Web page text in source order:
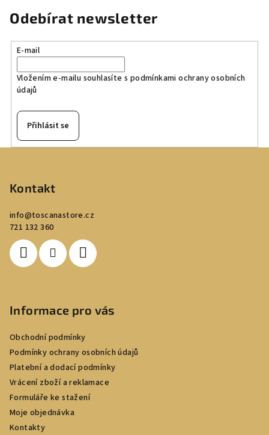
Odebírat newsletter
E-mail
Vložením e-mailu souhlasíte s podmínkami ochrany osobních
údajů
Přihlásit se
Kontakt
info@toscanastore.cz
721 132 360
Informace pro vás
Obchodní podmínky
Podmínky ochrany osobních údajů
Platební a dodací podmínky
Vrácení zboží a reklamace
Formuláře ke stažení
Moje objednávka
Kontakty